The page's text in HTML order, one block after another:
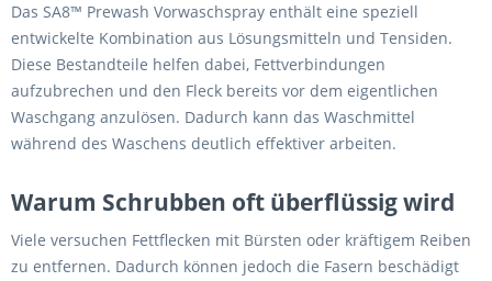
Das SA8™ Prewash Vorwaschspray enthält eine speziell
entwickelte Kombination aus Lösungsmitteln und Tensiden.
Diese Bestandteile helfen dabei, Fettverbindungen
aufzubrechen und den Fleck bereits vor dem eigentlichen
Waschgang anzulösen. Dadurch kann das Waschmittel
während des Waschens deutlich effektiver arbeiten.
Warum Schrubben oft überflüssig wird
Viele versuchen Fettflecken mit Bürsten oder kräftigem Reiben
zu entfernen. Dadurch können jedoch die Fasern beschädigt